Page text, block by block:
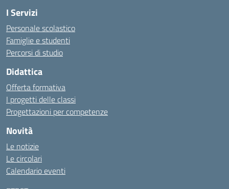
I Servizi
Personale scolastico
Famiglie e studenti
Percorsi di studio
Didattica
Offerta formativa
I progetti delle classi
Progettazioni per competenze
Novità
Le notizie
Le circolari
Calendario eventi